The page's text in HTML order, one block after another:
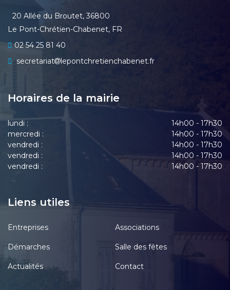
20 Allée du Broutet, 36800
Le Pont-Chrétien-Chabenet, FR
02 54 25 81 40
secretariat
lepontchretienchabenet.fr
Horaires de la mairie
lundi :
14h00 - 17h30
mercredi :
14h00 - 17h30
vendredi :
14h00 - 17h30
vendredi :
14h00 - 17h30
vendredi :
14h00 - 17h30
Liens utiles
Entreprises Associations
Démarches Salle des fêtes
Actualités Contact